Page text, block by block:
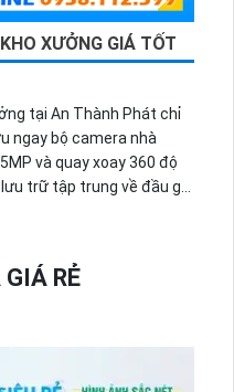
XƯỞNG GIÁ TỐT
tại An Thành Phát chỉ
ngay bộ camera nhà
và quay xoay 360 độ
trữ tập trung về đầu ghi
RẺ